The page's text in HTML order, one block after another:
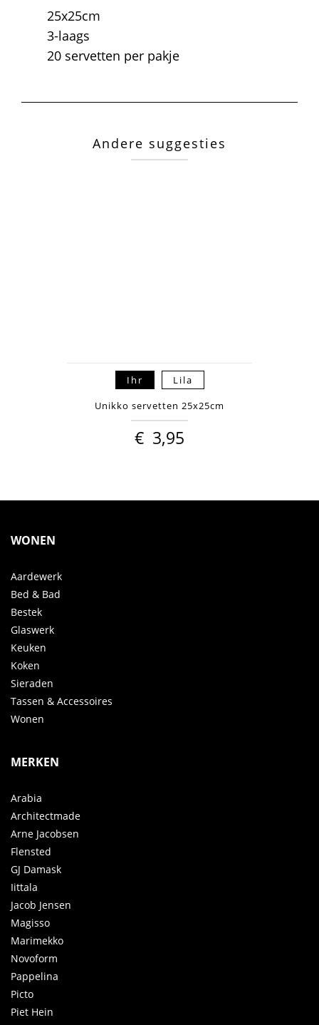
25x25cm
3-laags
20 servetten per pakje
Andere suggesties
Ihr Lila
Unikko servetten 25x25cm
€ 3,95
WONEN
Aardewerk
Bed & Bad
Bestek
Glaswerk
Keuken
Koken
Sieraden
Tassen & Accessoires
Wonen
MERKEN
Arabia
Architectmade
Arne Jacobsen
Flensted
GJ Damask
Iittala
Jacob Jensen
Magisso
Marimekko
Novoform
Pappelina
Picto
Piet Hein